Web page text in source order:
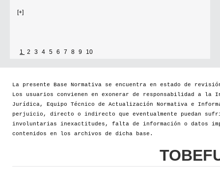
[+]
1 2 3 4 5 6 7 8 9 10
La presente Base Normativa se encuentra en estado de
Los usuarios convienen en exonerar de responsabilidad a la
Jurídica, Equipo Técnico de Actualización Normativa e
perjuicio, directo o indirecto que eventualmente puedan
involuntarias inexactitudes, falta de información o datos
contenidos en los archivos de dicha base.